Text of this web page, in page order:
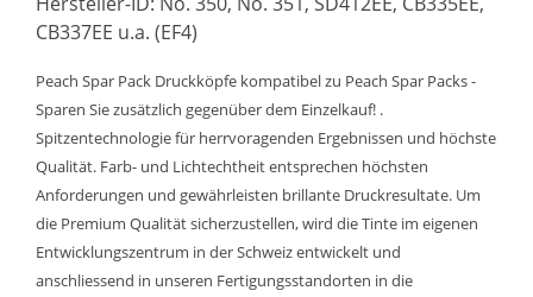
CB337EE u.a. (EF4)
Peach Spar Pack Druckköpfe kompatibel zu Peach Spar Packs -
Sparen Sie zusätzlich gegenüber dem Einzelkauf! .
Spitzentechnologie für herrvoragenden Ergebnissen und höchste
Qualität. Farb- und Lichtechtheit entsprechen höchsten
Anforderungen und gewährleisten brillante Druckresultate. Um
die Premium Qualität sicherzustellen, wird die Tinte im eigenen
Entwicklungszentrum in der Schweiz entwickelt und
anschliessend in unseren Fertigungsstandorten in die